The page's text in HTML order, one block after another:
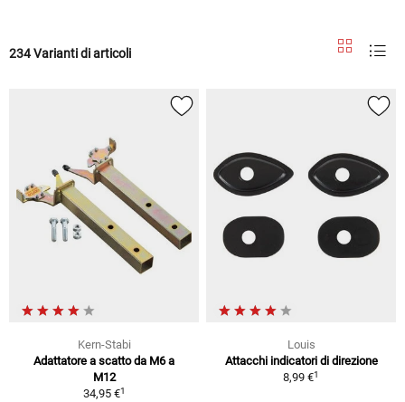
234 Varianti di articoli
Kern-Stabi
Adattatore a scatto da M6 a
M12
34,95 €1
Louis
Attacchi indicatori di direzione
8,99 €1